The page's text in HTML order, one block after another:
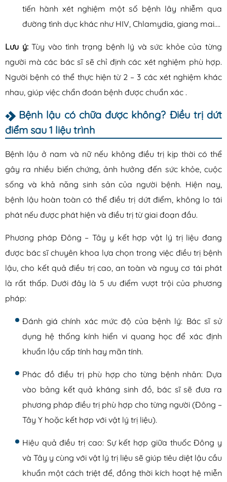
tiến hành xét nghiệm một số bệnh lây nhiễm qua
đường tình dục khác như HIV, Chlamydia, giang mai….
Lưu ý:Tùy vào tình trạng bệnh lý và sức khỏe của từng
người mà các bác sĩ sẽ chỉ định các xét nghiệm phù hợp.
Người bệnh có thể thực hiện từ 2 – 3 các xét nghiệm khác
nhau, giúp việc chẩn đoán bệnh được chuẩn xác .
Bệnh lậu có chữa được không? Điều trị dứt
điểm sau 1 liệu trình
Bệnh lậu ở nam và nữ nếu không điều trị kịp thời có thể
gây ra nhiều biến chứng, ảnh hưởng đến sức khỏe, cuộc
sống và khả năng sinh sản của người bệnh. Hiện nay,
bệnh lậu hoàn toàn có thể điều trị dứt điểm, không lo tái
phát nếu được phát hiện và điều trị từ giai đoạn đầu.
Phương pháp Đông – Tây y kết hợp vật lý trị liệu đang
được bác sĩ chuyên khoa lựa chọn trong việc điều trị bệnh
lậu, cho kết quả điều trị cao, an toàn và nguy cơ tái phát
là rất thấp. Dưới đây là 5 ưu điểm vượt trội của phương
pháp:
Đánh giá chính xác mức độ của bệnh lý: Bác sĩ sử
dụng hệ thống kính hiển vi quang học để xác định
khuẩn lậu cấp tính hay mãn tính.
Phác đồ điều trị phù hợp cho từng bệnh nhân: Dựa
vào bảng kết quả kháng sinh đồ, bác sĩ sẽ đưa ra
phương pháp điều trị phù hợp cho từng người (Đông –
Tây Y hoặc kết hợp với vật lý trị liệu).
Hiệu quả điều trị cao: Sự kết hợp giữa thuốc Đông y
và Tây y cùng với vật lý trị liệu sẽ giúp tiêu diệt lậu cầu
khuẩn một cách triệt để, đồng thời kích hoạt hệ miễn